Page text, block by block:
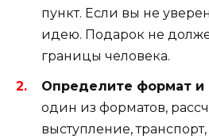
пункт. Если вы не
идею. Подарок не
границы человека.
Определите формат
один из форматов,
выступление,